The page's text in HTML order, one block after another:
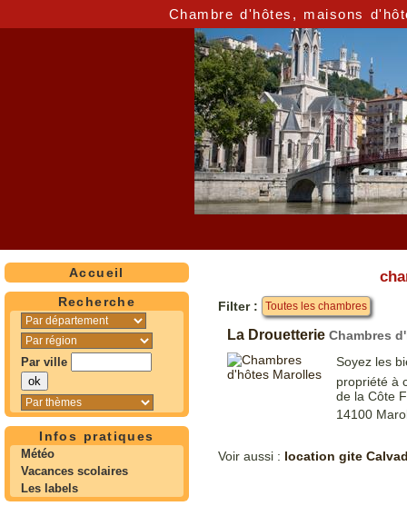
Chambre d'hôtes, maisons
Accueil
Recherche
Par ville
Infos pratiques
Météo
Vacances scolaires
Les labels
Filter : Toutes les chambres
La Drouetterie Chambres
Soyez les
propriété à
de la Côte
14100
Voir aussi : location gite